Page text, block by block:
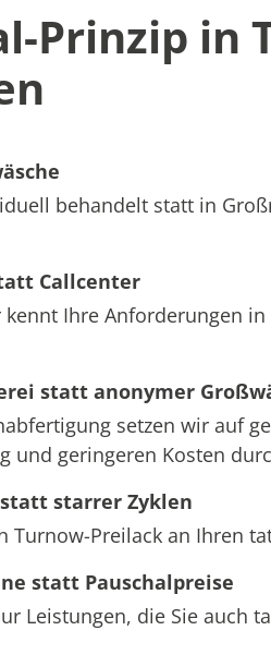
Prinzip in
behandelt statt in
Callcenter
Ihre Anforderungen
statt anonymer
setzen wir auf
und geringeren Kosten
starrer Zyklen
Turnow-Preilack an Ihren
statt Pauschalpreise
Leistungen, die Sie